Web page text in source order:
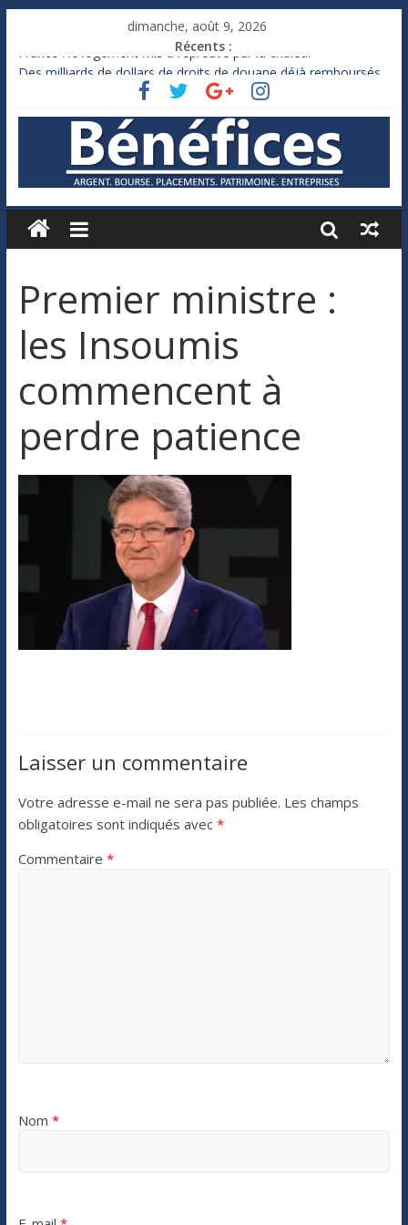
dimanche, août 9, 2026
Récents :
France : le logement mis à l’épreuve par la chaleur
Des milliards de dollars de droits de douane déjà remboursés
Royaume-Uni : Andy Burnham recule sur l’impôt
Xavier Niel, le milliardaire qui ne touche presque rien
Ruée des fortunes russes vers l’étranger
Premier ministre :
les Insoumis
commencent à
perdre patience
Laisser un commentaire
Votre adresse e-mail ne sera pas publiée. Les champs
obligatoires sont indiqués avec *
Commentaire *
Nom *